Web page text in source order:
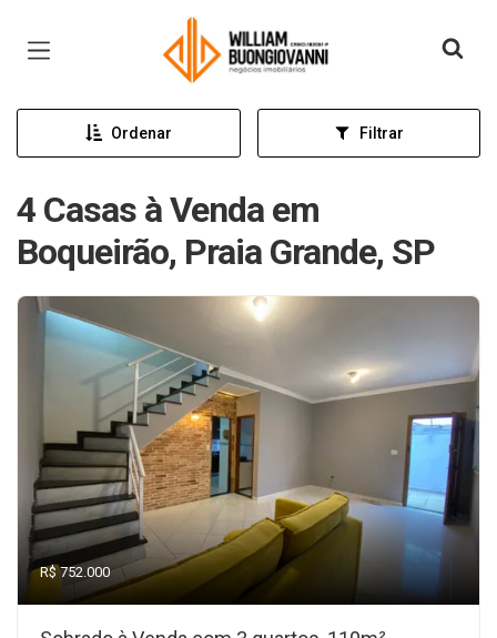
Página inicial
Ordenar Filtrar
4 Casas à Venda em
Boqueirão, Praia Grande, SP
R$ 752.000